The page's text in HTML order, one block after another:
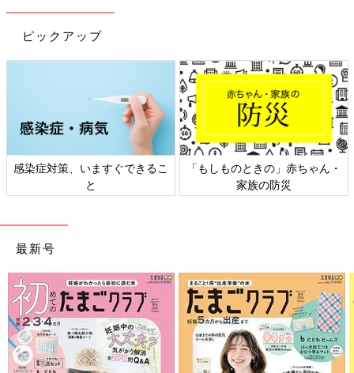
ピックアップ
感染症対策、いますぐできるこ
と
「もしものときの」赤ちゃん・
家族の防災
最新号